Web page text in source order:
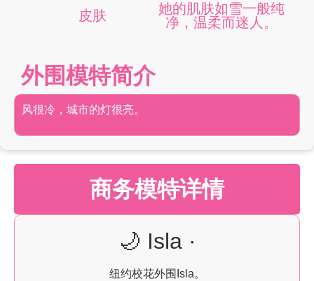
皮肤
她的肌肤如雪一般纯
净，温柔而迷人。
外围模特简介
风很冷，城市的灯很亮。
商务模特详情
🌙 Isla ·
纽约校花外围Isla。